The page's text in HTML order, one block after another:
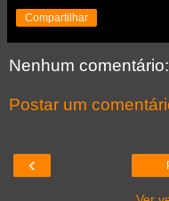
Compartilhar
Nenhum comentário:
Postar um
‹